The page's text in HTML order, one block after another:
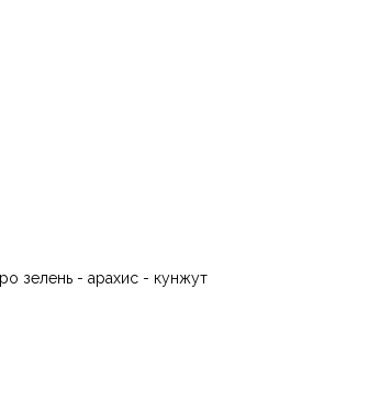
зелень - арахис - кунжут